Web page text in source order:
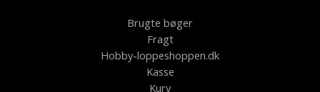
Brugte bøger
Fragt
Hobby-loppeshoppen.dk
Kasse
Kurv